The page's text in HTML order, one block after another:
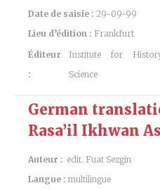
Date de saisie : 29-09-99
Lieu d’édition : Frankfurt
Éditeur
:
Institute for
Science
German
Rasa’il Ikhwan
Auteur : edit. Fuat Sezgin
Langue : multilingue